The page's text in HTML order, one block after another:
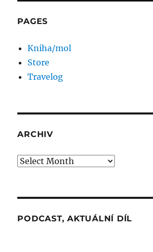
PAGES
Kniha/mol
Store
Travelog
ARCHIV
Archiv
PODCAST, AKTUÁLNÍ DÍL